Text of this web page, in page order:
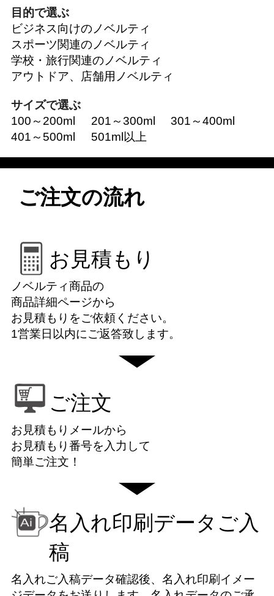
目的で選ぶ
ビジネス向けのノベルティ
スポーツ関連のノベルティ
学校・旅行関連のノベルティ
アウトドア、店舗用ノベルティ
サイズで選ぶ
100～200ml
201～300ml
301～400ml
401～500ml
501ml以上
ご注文の流れ
お見積もり
ノベルティ商品の
商品詳細ページから
お見積もりをご依頼ください。
1営業日以内にご返答致します。
ご注文
お見積もりメールから
お見積もり番号を入力して
簡単ご注文！
名入れ印刷データご入
稿
名入れご入稿データ確認後、名入れ印刷イメー